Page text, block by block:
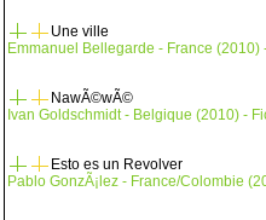
Une ville
Emmanuel Bellegarde - France (2010)
NawÃ©wÃ©
Ivan Goldschmidt - Belgique (2010) -
Esto es un Revolver
Pablo GonzÃ¡lez - France/Colombie